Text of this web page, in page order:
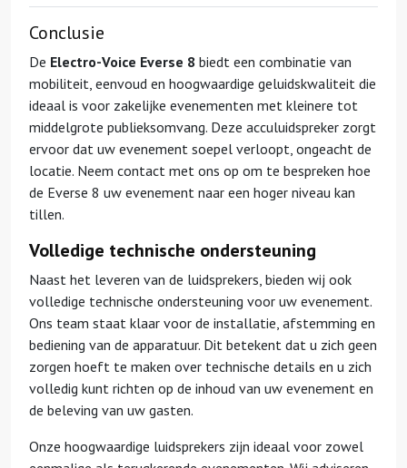
Conclusie
De Electro-Voice Everse 8 biedt een combinatie van
mobiliteit, eenvoud en hoogwaardige geluidskwaliteit die
ideaal is voor zakelijke evenementen met kleinere tot
middelgrote publieksomvang. Deze acculuidspreker zorgt
ervoor dat uw evenement soepel verloopt, ongeacht de
locatie. Neem contact met ons op om te bespreken hoe
de Everse 8 uw evenement naar een hoger niveau kan
tillen.
Volledige technische ondersteuning
Naast het leveren van de luidsprekers, bieden wij ook
volledige technische ondersteuning voor uw evenement.
Ons team staat klaar voor de installatie, afstemming en
bediening van de apparatuur. Dit betekent dat u zich geen
zorgen hoeft te maken over technische details en u zich
volledig kunt richten op de inhoud van uw evenement en
de beleving van uw gasten.
Onze hoogwaardige luidsprekers zijn ideaal voor zowel